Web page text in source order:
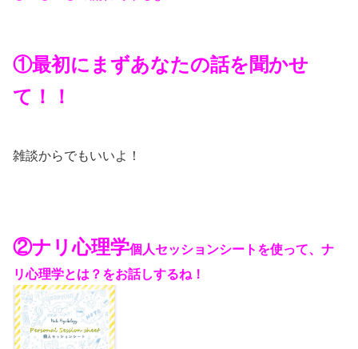
①最初にまずあなたの話を聞かせ
て！！
雑談からでもいいよ！
②ナリ心理学個人セッションシートを使って、ナ
リ心理学とは？をお話しするね！